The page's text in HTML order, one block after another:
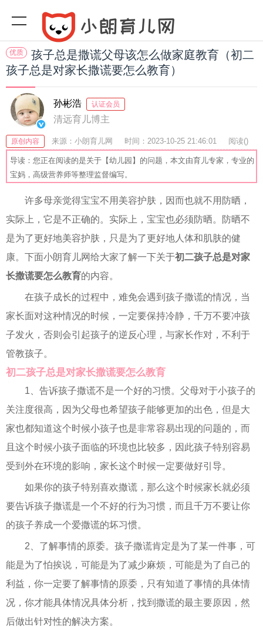
优质
孩子总是撒谎父母该怎么做家庭教育（初二
孩子总是对家长撒谎要怎么教育）
孙彬浩 认证会员
清远育儿博主
原创内容 来源：小朗育儿网 时间：2023-10-25 21:46:01 阅读()
收藏：42 分享：51 爆
导读：您正在阅读的是关于【幼儿园】的问题，本文由育儿专家，专业的
宝妈，高级营养师等整理监督编写。
许多母亲觉得宝宝不用美容护肤，因而也就不用防晒，
实际上，它是不正确的。实际上，宝宝也必须防晒。防晒不
是为了更好地美容护肤，只是为了更好地人体和肌肤的健
康。下面小朗育儿网给大家了解一下关于初二孩子总是对家
长撒谎要怎么教育的内容。
在孩子成长的过程中，难免会遇到孩子撒谎的情况，当
家长面对这种情况的时候，一定要保持冷静，千万不要冲孩
子发火，否则会引起孩子的逆反心理，与家长作对，不利于
管教孩子。
初二孩子总是对家长撒谎要怎么教育
1、告诉孩子撒谎不是一个好的习惯。父母对于小孩子的
关注度很高，因为父母也希望孩子能够更加的出色，但是大
家也都知道这个时候小孩子也是非常容易出现的问题的，而
且这个时候小孩子面临的环境也比较多，因此孩子特别容易
受到外在环境的影响，家长这个时候一定要做好引导。
如果你的孩子特别喜欢撒谎，那么这个时候家长就必须
要告诉孩子撒谎是一个不好的行为习惯，而且千万不要让你
的孩子养成一个爱撒谎的坏习惯。
2、了解事情的原委。孩子撒谎肯定是为了某一件事，可
能是为了怕挨说，可能是为了减少麻烦，可能是为了自己的
利益，你一定要了解事情的原委，只有知道了事情的具体情
况，你才能具体情况具体分析，找到撒谎的最主要原因，然
后做出针对性的解决方案。